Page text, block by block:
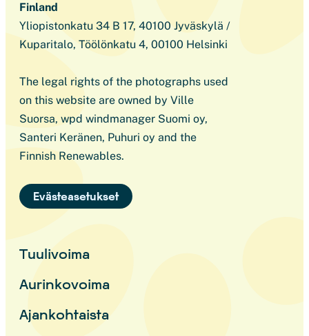
Finland
Yliopistonkatu 34 B 17, 40100 Jyväskylä /
Kuparitalo, Töölönkatu 4, 00100 Helsinki
The legal rights of the photographs used
on this website are owned by Ville
Suorsa, wpd windmanager Suomi oy,
Santeri Keränen, Puhuri oy and the
Finnish Renewables.
Evästeasetukset
Tuulivoima
Aurinkovoima
Ajankohtaista